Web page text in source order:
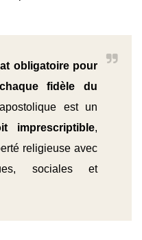
obligatoire pour
fidèle du
est un
imprescriptible,
religieuse avec
sociales et